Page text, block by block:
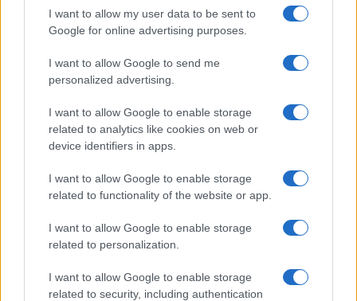
I want to allow my user data to be sent to
Google for online advertising purposes.
I want to allow Google to send me
personalized advertising.
I want to allow Google to enable storage
related to analytics like cookies on web or
device identifiers in apps.
I want to allow Google to enable storage
related to functionality of the website or app.
I want to allow Google to enable storage
related to personalization.
I want to allow Google to enable storage
related to security, including authentication
Continua a leggere